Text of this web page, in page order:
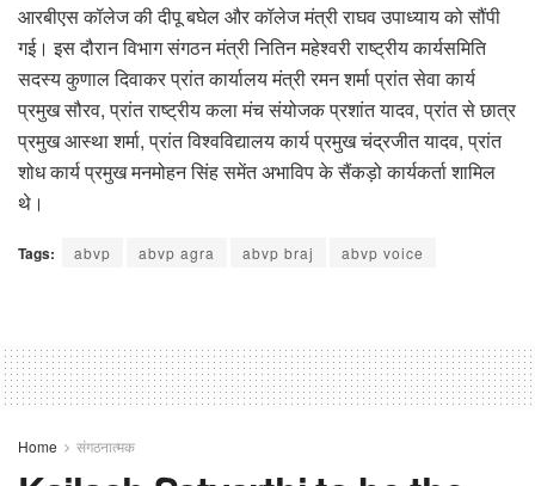
आरबीएस कॉलेज की दीपू बघेल और कॉलेज मंत्री राघव उपाध्याय को सौंपी
गई। इस दौरान विभाग संगठन मंत्री नितिन महेश्वरी राष्ट्रीय कार्यसमिति
सदस्य कुणाल दिवाकर प्रांत कार्यालय मंत्री रमन शर्मा प्रांत सेवा कार्य
प्रमुख सौरव, प्रांत राष्ट्रीय कला मंच संयोजक प्रशांत यादव, प्रांत से छात्र
प्रमुख आस्था शर्मा, प्रांत विश्वविद्यालय कार्य प्रमुख चंद्रजीत यादव, प्रांत
शोध कार्य प्रमुख मनमोहन सिंह समेंत अभाविप के सैंकड़ो कार्यकर्ता शामिल
थे।
Tags: abvp abvp agra abvp braj abvp voice
Home संगठनात्मक